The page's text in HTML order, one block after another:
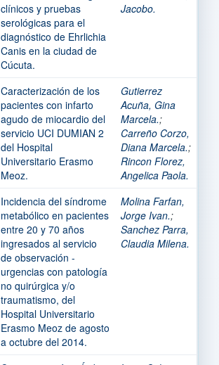
clínicos y pruebas
serológicas para el
diagnóstico de Ehrlichia
Canis en la ciudad de
Cúcuta.
Jacobo.
Caracterización de los
pacientes con infarto
agudo de miocardio del
servicio UCI DUMIAN 2
del Hospital
Universitario Erasmo
Meoz.
Gutierrez
Acuña, Gina
Marcela.;
Carreño Corzo,
Diana Marcela.;
Rincon Florez,
Angelica Paola.
Incidencia del síndrome
metabólico en pacientes
entre 20 y 70 años
ingresados al servicio
de observación -
urgencias con patología
no quirúrgica y/o
traumatismo, del
Hospital Universitario
Erasmo Meoz de agosto
a octubre del 2014.
Molina Farfan,
Jorge Ivan.;
Sanchez Parra,
Claudia Milena.